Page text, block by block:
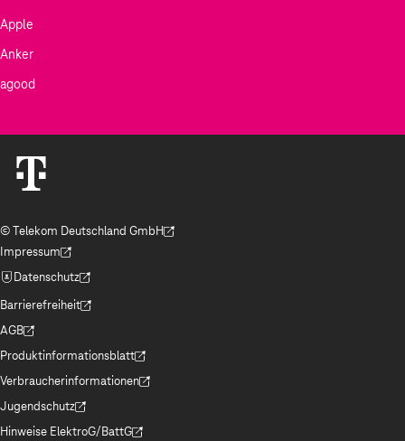
Apple
Anker
agood
© Telekom Deutschland GmbH
(Der Link wird in einem neuen Tab geöffnet)
Impressum
(Der Link wird in einem neuen Tab geöffnet)
Datenschutz
(Der Link wird in einem neuen Tab geöffnet)
Barrierefreiheit
(Der Link wird in einem neuen Tab geöffnet)
AGB
(Der Link wird in einem neuen Tab geöffnet)
Produktinformationsblatt
(Der Link wird in einem neuen Tab geöffnet)
Verbraucherinformationen
(Der Link wird in einem neuen Tab geöffnet)
Jugendschutz
(Der Link wird in einem neuen Tab geöffnet)
Hinweise ElektroG/BattG